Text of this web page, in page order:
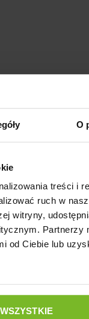
O
treści i
ruch w
witryny,
Partnerzy
od Ciebie lub